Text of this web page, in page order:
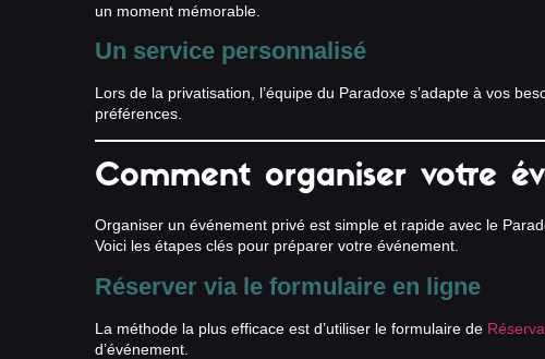
un moment mémorable.
Un service personnalisé
Lors de la privatisation, l’équipe du Paradoxe s’adapte à vos
préférences.
Comment organiser votre
Organiser un événement privé est simple et rapide avec le
Voici les étapes clés pour préparer votre événement.
Réserver via le formulaire en ligne
La méthode la plus efficace est d’utiliser le formulaire de
d’événement.